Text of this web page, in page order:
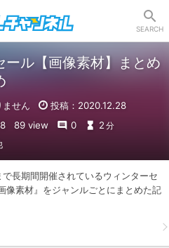
SEARCH
ール【画像素材】まとめ
ません
投稿：2020.12.28
89 view 0 2 分
長期間開催されているウィンターセ
像素材』をジャンルごとにまとめた記